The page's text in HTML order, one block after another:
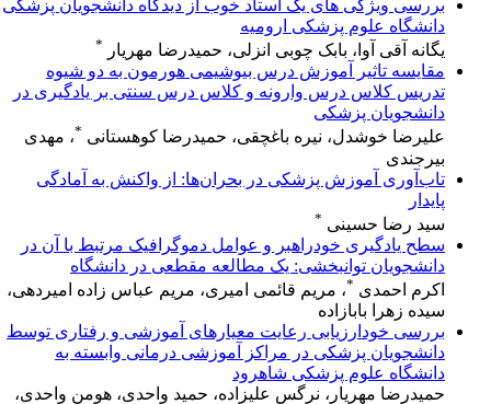
بررسی ویژگی های یک استاد خوب از دیدگاه دانشجویان پزشکی
دانشگاه علوم پزشکی ارومیه
یگانه آقی آوا، بابک چوبی انزلی، حمیدرضا مهریار
*
مقایسه تاثیر آموزش درس بیوشیمی هورمون به دو شیوه
تدریس کلاس درس وارونه و کلاس درس سنتی بر یادگیری در
دانشجویان پزشکی
علیرضا خوشدل، نیره باغچقی، حمیدرضا کوهستانی *، مهدی
بیرجندی
تاب‌آوری آموزش پزشکی در بحران‌ها: از واکنش به آمادگی
پایدار
سید رضا حسینی *
سطح یادگیری خودراهبر و عوامل دموگرافیک مرتبط با آن در
دانشجویان توانبخشی: یک مطالعه مقطعی در دانشگاه
اکرم احمدی *، مریم قائمی امیری، مریم عباس زاده امیردهی،
سیده زهرا بابازاده
بررسی خودارزیابی رعایت معیارهای آموزشی و رفتاری توسط
دانشجویان پزشکی در مراکز آموزشی درمانی وابسته به
دانشگاه علوم پزشکی شاهرود
حمیدرضا مهریار، نرگس علیزاده، حمید واحدی، هومن واحدی،